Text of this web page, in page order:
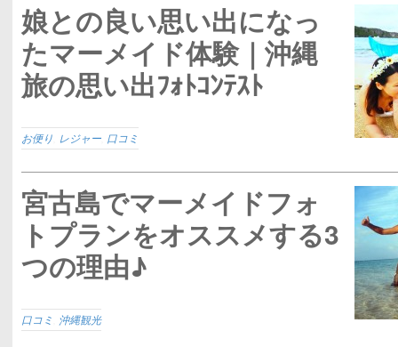
娘との良い思い出になっ
たマーメイド体験｜沖縄
旅の思い出ﾌｫﾄｺﾝﾃｽﾄ
お便り レジャー 口コミ
宮古島でマーメイドフォ
トプランをオススメする3
つの理由♪
口コミ 沖縄観光